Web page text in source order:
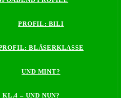
PROFIL: BILI
BLÄSERKLASSE
UND MINT?
KL.4 – UND NUN?